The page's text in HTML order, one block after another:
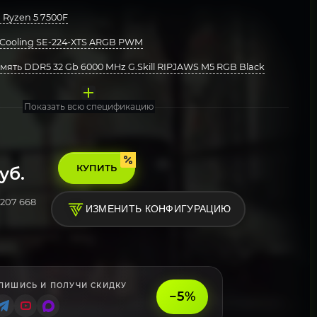
5 7500F
SE-224-XTS ARGB PWM
DDR5 32 Gb 6000 MHz G.Skill RIPJAWS M5 RGB Black
Показать всю спецификацию
207 668
КУПИТЬ
ИЗМЕНИТЬ КОНФИГУРАЦИЮ
И ПОЛУЧИ СКИДКУ
−5%